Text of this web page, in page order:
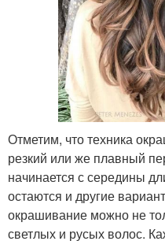
Отметим, что техника
резкий или же плавный
начинается с середины
остаются и другие
окрашивание можно не
светлых и русых волос.